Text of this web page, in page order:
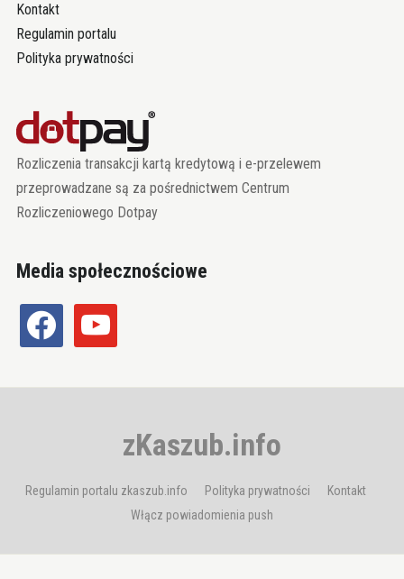
Kontakt
Regulamin portalu
Polityka prywatności
Rozliczenia transakcji kartą kredytową i e-przelewem
przeprowadzane są za pośrednictwem Centrum
Rozliczeniowego Dotpay
Media społecznościowe
facebook youtube
zKaszub.info
Regulamin portalu zkaszub.info Polityka prywatności
Kontakt
Włącz powiadomienia push